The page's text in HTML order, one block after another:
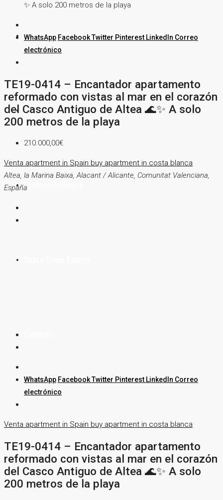
Venta
Alquiler
Promoción Nueva
✨ A solo 200 metros de la playa
WhatsApp FacebookTwitter Pinterest LinkedIn Correo
electrónico
TE19-0414 – Encantador apartamento
reformado con vistas al mar en el corazón
del Casco Antiguo de Altea 🌊✨ A solo
200 metros de la playa
210.000,00€
Venta apartment in Spain buy apartment in costa blanca
Altea, la Marina Baixa, Alacant / Alicante, Comunitat Valenciana,
España
WhatsApp FacebookTwitter Pinterest LinkedIn Correo
electrónico
Venta apartment in Spain buy apartment in costa blanca
TE19-0414 – Encantador apartamento
reformado con vistas al mar en el corazón
del Casco Antiguo de Altea 🌊✨ A solo
200 metros de la playa